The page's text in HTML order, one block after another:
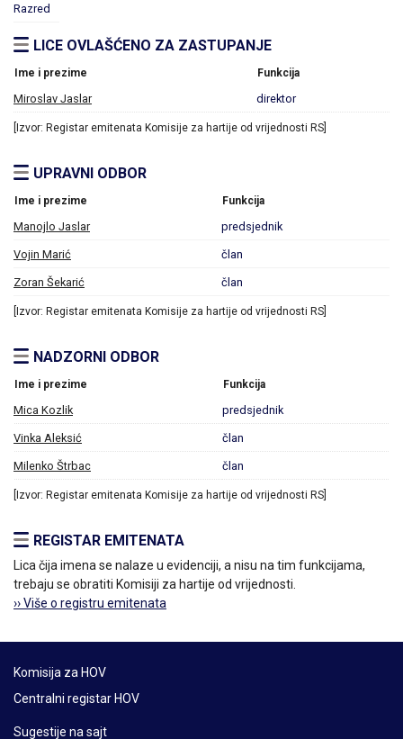
Razred
LICE OVLAŠĆENO ZA ZASTUPANJE
Ime i prezime Funkcija
Miroslav Jaslar direktor
[Izvor: Registar emitenata Komisije za hartije od vrijednosti RS]
UPRAVNI ODBOR
Ime i prezime Funkcija
Manojlo Jaslar predsjednik
Vojin Marić član
Zoran Šekarić član
[Izvor: Registar emitenata Komisije za hartije od vrijednosti RS]
NADZORNI ODBOR
Ime i prezime Funkcija
Mica Kozlik predsjednik
Vinka Aleksić član
Milenko Štrbac član
[Izvor: Registar emitenata Komisije za hartije od vrijednosti RS]
REGISTAR EMITENATA
Lica čija imena se nalaze u evidenciji, a nisu na tim funkcijama,
trebaju se obratiti Komisiji za hartije od vrijednosti.
›› Više o registru emitenata
Komisija za HOV
Centralni registar HOV
Sugestije na sajt